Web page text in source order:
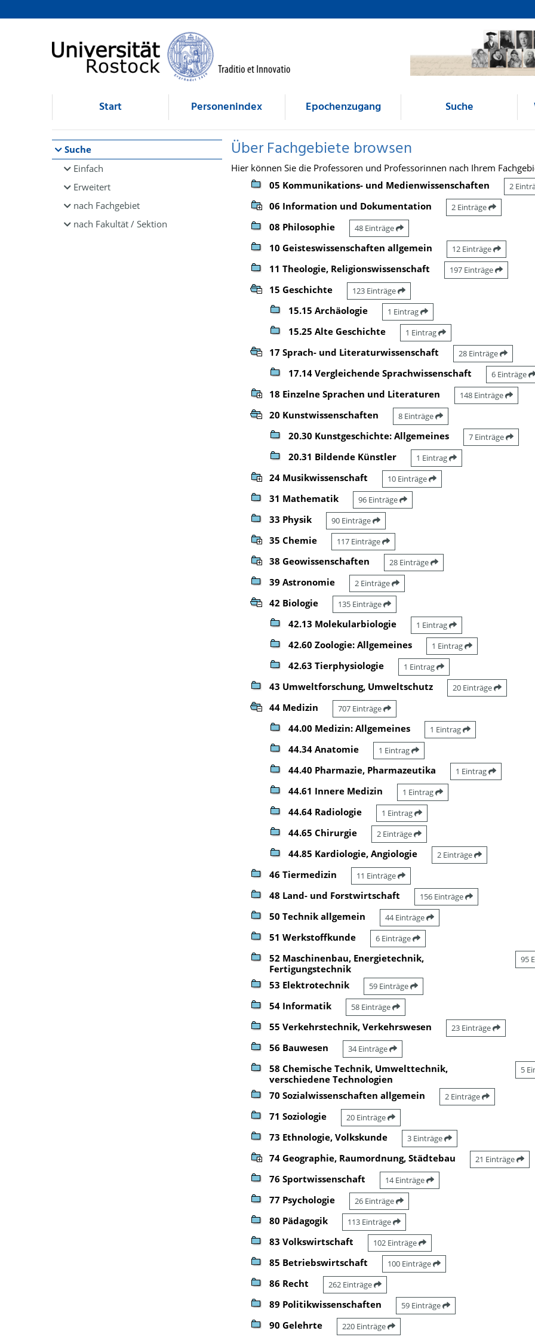
Browsen
direkt zum Inhalt
Start Personenindex Epochenzugang Suche
Suche
Einfach
Erweitert
nach Fachgebiet
nach Fakultät / Sektion
Über Fachgebiete browsen
Hier können Sie die Professoren und Professorinnen nach Ihrem
05 Kommunikations- und Medienwissenschaften
2
06 Information und Dokumentation 2 Einträge
08 Philosophie 48 Einträge
10 Geisteswissenschaften allgemein 12 Einträge
11 Theologie, Religionswissenschaft 197 Einträge
15 Geschichte 123 Einträge
15.15 Archäologie 1 Eintrag
15.25 Alte Geschichte 1 Eintrag
17 Sprach- und Literaturwissenschaft 28 Einträge
17.14 Vergleichende Sprachwissenschaft 6 Einträge
18 Einzelne Sprachen und Literaturen 148 Einträge
20 Kunstwissenschaften 8 Einträge
20.30 Kunstgeschichte: Allgemeines 7 Einträge
20.31 Bildende Künstler 1 Eintrag
24 Musikwissenschaft 10 Einträge
31 Mathematik 96 Einträge
33 Physik 90 Einträge
35 Chemie 117 Einträge
38 Geowissenschaften 28 Einträge
39 Astronomie 2 Einträge
42 Biologie 135 Einträge
42.13 Molekularbiologie 1 Eintrag
42.60 Zoologie: Allgemeines 1 Eintrag
42.63 Tierphysiologie 1 Eintrag
43 Umweltforschung, Umweltschutz 20 Einträge
44 Medizin 707 Einträge
44.00 Medizin: Allgemeines 1 Eintrag
44.34 Anatomie 1 Eintrag
44.40 Pharmazie, Pharmazeutika 1 Eintrag
44.61 Innere Medizin 1 Eintrag
44.64 Radiologie 1 Eintrag
44.65 Chirurgie 2 Einträge
44.85 Kardiologie, Angiologie 2 Einträge
46 Tiermedizin 11 Einträge
48 Land- und Forstwirtschaft 156 Einträge
50 Technik allgemein 44 Einträge
51 Werkstoffkunde 6 Einträge
52 Maschinenbau, Energietechnik,
Fertigungstechnik
95
53 Elektrotechnik 59 Einträge
54 Informatik 58 Einträge
55 Verkehrstechnik, Verkehrswesen 23 Einträge
56 Bauwesen 34 Einträge
58 Chemische Technik, Umwelttechnik,
verschiedene Technologien
5
70 Sozialwissenschaften allgemein 2 Einträge
71 Soziologie 20 Einträge
73 Ethnologie, Volkskunde 3 Einträge
74 Geographie, Raumordnung, Städtebau 21 Einträge
76 Sportwissenschaft 14 Einträge
77 Psychologie 26 Einträge
80 Pädagogik 113 Einträge
83 Volkswirtschaft 102 Einträge
85 Betriebswirtschaft 100 Einträge
86 Recht 262 Einträge
89 Politikwissenschaften 59 Einträge
90 Gelehrte 220 Einträge